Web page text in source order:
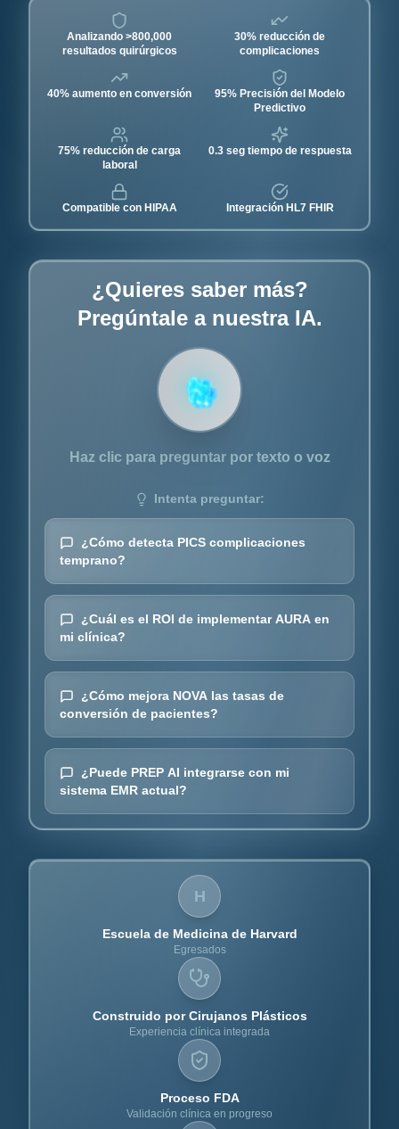
Analizando >800,000
resultados quirúrgicos
30% reducción de
complicaciones
40% aumento en conversión
95% Precisión del Modelo
Predictivo
75% reducción de carga
laboral
0.3 seg tiempo de respuesta
Compatible con HIPAA Integración HL7 FHIR
¿Quieres saber más?
Pregúntale a nuestra IA.
Haz clic para preguntar por texto o voz
Intenta preguntar:
¿Cómo detecta PICS complicaciones
temprano?
¿Cuál es el ROI de implementar AURA en
mi clínica?
¿Cómo mejora NOVA las tasas de
conversión de pacientes?
¿Puede PREP AI integrarse con mi
sistema EMR actual?
H
Escuela de Medicina de Harvard
Egresados
Construido por Cirujanos Plásticos
Experiencia clínica integrada
Proceso FDA
Validación clínica en progreso